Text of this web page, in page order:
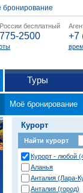
бронирование
бесплатный
2500 +7
Туры
Моё бронирование
Курорт
Найти курорт
Курорт - любой
Аланья
Анталия (Лара-
Анталия (город)